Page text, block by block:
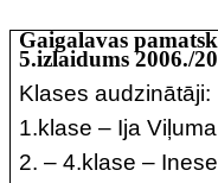
Gaigalavas
5.izlaidums 2006./
Klases audzinātāji:
1.klase – Ija Viļuma
2. – 4.klase –